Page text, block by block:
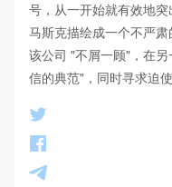
号，从一开始就有效地
马斯克描绘成一个不严
该公司 "不屑一顾"，在
信的典范"，同时寻求迫